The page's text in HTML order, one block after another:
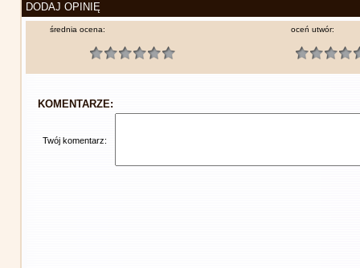
DODAJ OPINIĘ
średnia ocena: oceń utwór:
KOMENTARZE:
Twój komentarz: